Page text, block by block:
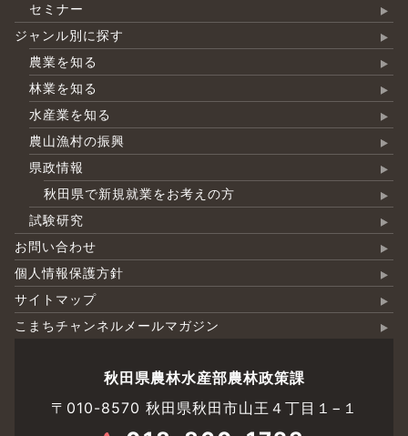
セミナー
ジャンル別に探す
農業を知る
林業を知る
水産業を知る
農山漁村の振興
県政情報
秋田県で新規就業をお考えの方
試験研究
お問い合わせ
個人情報保護方針
サイトマップ
こまちチャンネルメールマガジン
秋田県農林水産部農林政策課
〒010-8570 秋田県秋田市山王４丁目１−１